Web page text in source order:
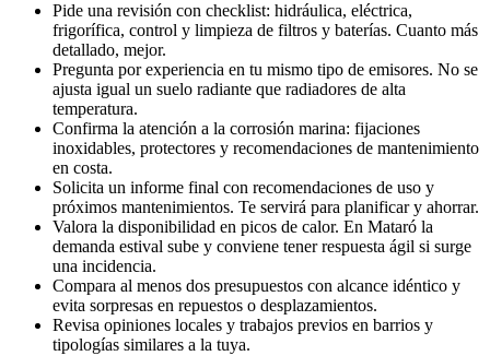
Pide una revisión con checklist: hidráulica, eléctrica,
frigorífica, control y limpieza de filtros y baterías. Cuanto más
detallado, mejor.
Pregunta por experiencia en tu mismo tipo de emisores. No se
ajusta igual un suelo radiante que radiadores de alta
temperatura.
Confirma la atención a la corrosión marina: fijaciones
inoxidables, protectores y recomendaciones de mantenimiento
en costa.
Solicita un informe final con recomendaciones de uso y
próximos mantenimientos. Te servirá para planificar y ahorrar.
Valora la disponibilidad en picos de calor. En Mataró la
demanda estival sube y conviene tener respuesta ágil si surge
una incidencia.
Compara al menos dos presupuestos con alcance idéntico y
evita sorpresas en repuestos o desplazamientos.
Revisa opiniones locales y trabajos previos en barrios y
tipologías similares a la tuya.